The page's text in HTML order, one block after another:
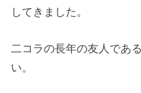
してきました。
二コラの長年の友人であ
い。